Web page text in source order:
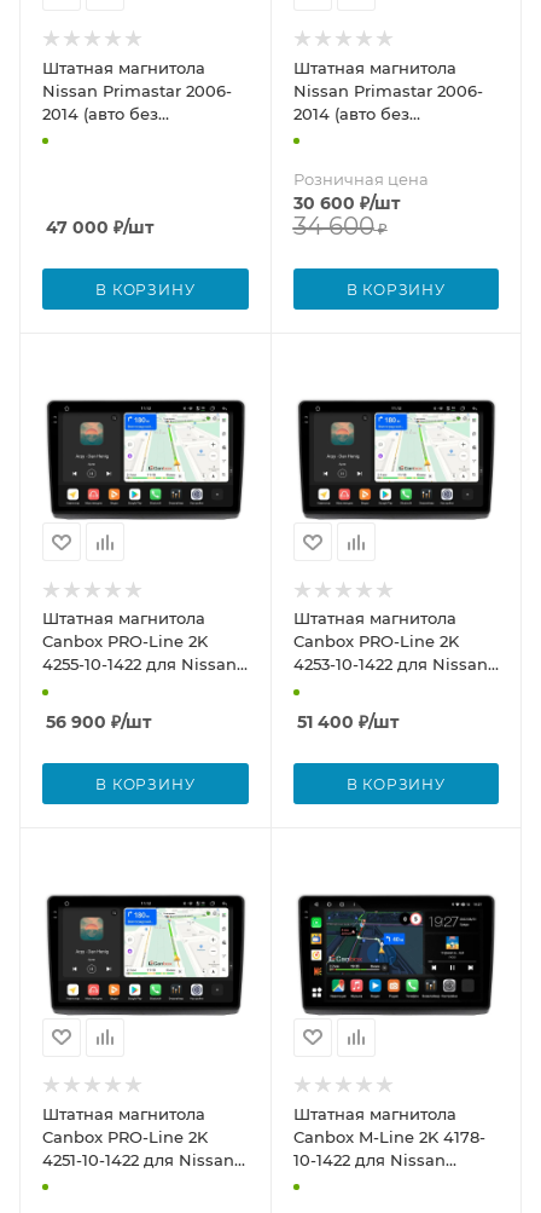
Штатная магнитола
Nissan Primastar 2006-
2014 (авто без
компьютера) Canbox
47 000 ₽/шт
В КОРЗИНУ
Штатная магнитола
Nissan Primastar 2006-
2014 (авто без
компьютера) Canbox M-
Android 10 (4G-SIM, 4/64,
DSP, QLed)
Розничная цена
30 600 ₽/шт
34 600₽
В КОРЗИНУ
Штатная магнитола
Canbox PRO-Line 2K
4255-10-1422 для Nissan
Primastar 2006-2014 на
Android 13 (4G-SIM,
12/256, DSP, QLed)
56 900 ₽/шт
В КОРЗИНУ
Штатная магнитола
Canbox PRO-Line 2K
4253-10-1422 для Nissan
Primastar 2006-2014 на
Android 13 (4G-SIM,
8/256, DSP, QLed)
51 400 ₽/шт
В КОРЗИНУ
Штатная магнитола
Canbox PRO-Line 2K
4251-10-1422 для Nissan
Primastar 2006-2014 на
Штатная магнитола
Canbox M-Line 2K 4178-
10-1422 для Nissan
Primastar 2006-2014 на